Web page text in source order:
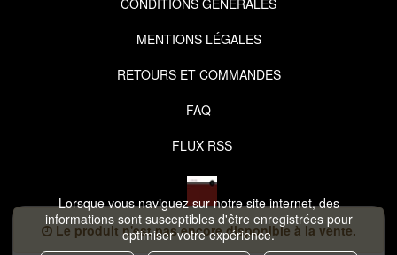
Lorsque vous naviguez sur notre site internet, des
informations sont susceptibles d'être enregistrées pour
optimiser votre expérience.
Le produit n'est pas encore disponible à la vente.
MENTIONS LÉGALES
RETOURS ET COMMANDES
FAQ
FLUX RSS
COPYRIGHT © 2026 IZIBOOK.EYROLLES.COM ET NUXOS PUBLISHING